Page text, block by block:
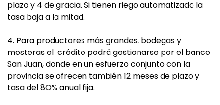
plazo y 4 de gracia. Si tienen riego automatizado la
tasa baja a la mitad.
4. Para productores más grandes, bodegas y
mosteras el crédito podrá gestionarse por el banco
San Juan, donde en un esfuerzo conjunto con la
provincia se ofrecen también 12 meses de plazo y
tasa del 8O% anual fija.